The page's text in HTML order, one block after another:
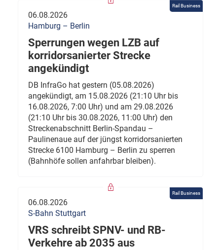
Rail Business
06.08.2026
Hamburg – Berlin
Sperrungen wegen LZB auf
korridorsanierter Strecke
angekündigt
DB InfraGo hat gestern (05.08.2026)
angekündigt, am 15.08.2026 (21:10 Uhr bis
16.08.2026, 7:00 Uhr) und am 29.08.2026
(21:10 Uhr bis 30.08.2026, 11:00 Uhr) den
Streckenabschnitt Berlin-Spandau –
Paulinenaue auf der jüngst korridorsanierten
Strecke 6100 Hamburg – Berlin zu sperren
(Bahnhöfe sollen anfahrbar bleiben).
Rail Business
06.08.2026
S-Bahn Stuttgart
VRS schreibt SPNV- und RB-
Verkehre ab 2035 aus